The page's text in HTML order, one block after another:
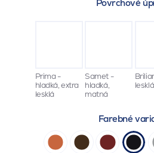
Povrchové
Prima -
hladká, extra
lesklá
Samet -
hladká,
matná
lesklá
Farebné